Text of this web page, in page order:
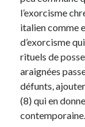
l’exorcisme
italien comme
d’exorcisme
rituels de
araignées
défunts,
(8) qui en